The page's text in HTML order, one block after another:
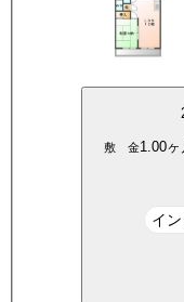
敷 金1.00ヶ
イ